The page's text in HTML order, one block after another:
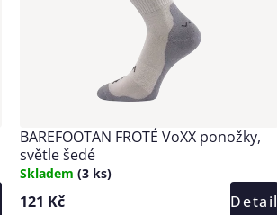
BAREFOOTAN FROTÉ VoXX ponožky,
světle šedé
Skladem (3 ks)
121 Kč Detail